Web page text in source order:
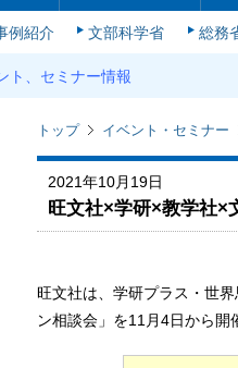
例紹介 文部科学省 総務
ト、セミナー情報
トップ イベント・セミナー
2021年10月19日
旺文社×学研×教学社×
旺文社は、学研プラス・世
ン相談会」を11月4日から開